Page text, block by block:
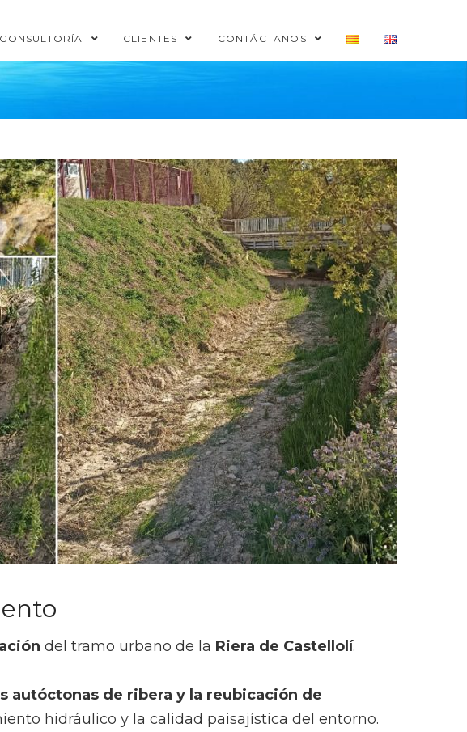
CONSULTORÍA CLIENTES CONTÁCTANOS
del tramo urbano de la Riera de Castellolí.
autóctonas de ribera y la reubicación de
hidráulico y la calidad paisajística del entorno.